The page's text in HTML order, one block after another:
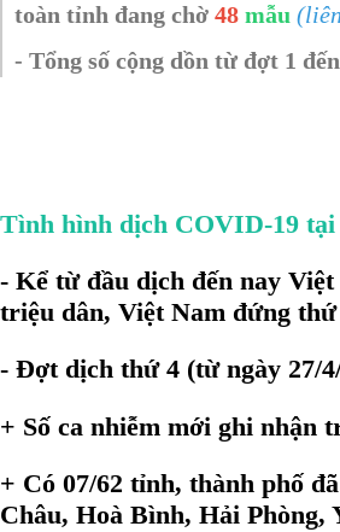
toàn tỉnh đang chờ 48 mẫu
- Tổng số cộng dồn từ đợt 1
Tình hình dịch COVID-19 tại
- Kể từ đầu dịch đến nay Việt
triệu dân, Việt Nam đứng
- Đợt dịch thứ 4 (từ ngày 27/
+ Số ca nhiễm mới ghi nhận
+ Có 07/62 tỉnh, thành phố
Châu, Hoà Bình, Hải Phòng,